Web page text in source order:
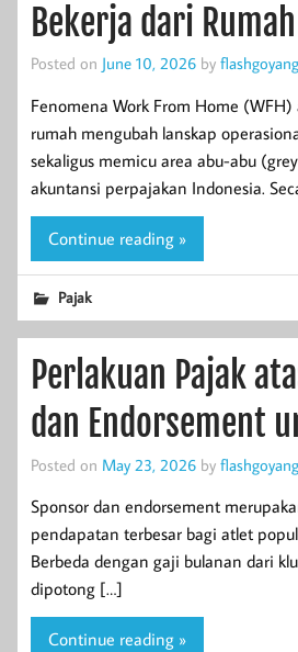
Bekerja dari
Posted on June 10, 2026 by
Fenomena Work From Home
rumah mengubah lanskap
sekaligus memicu area abu-abu
akuntansi perpajakan Indonesia.
Continue reading »
Pajak
Perlakuan Pajak
dan Endorsement
Posted on May 23, 2026 by
Sponsor dan endorsement
pendapatan terbesar bagi atlet
Berbeda dengan gaji bulanan dari
dipotong […]
Continue reading »